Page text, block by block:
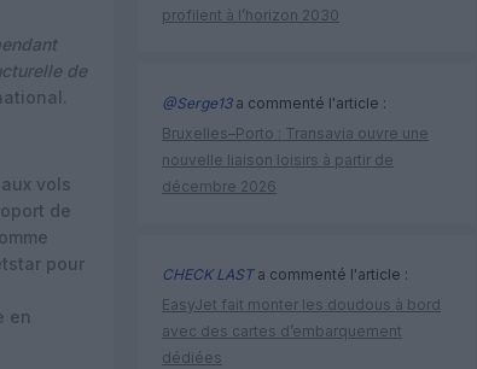
de
vols
de
pour
en
profilent à l’horizon 2030
@Serge13a commenté l'article :
Bruxelles–Porto : Transavia ouvre une
nouvelle liaison loisirs à partir de
décembre 2026
CHECK LASTa commenté l'article :
EasyJet fait monter les doudous à bord
avec des cartes d’embarquement
dédiées